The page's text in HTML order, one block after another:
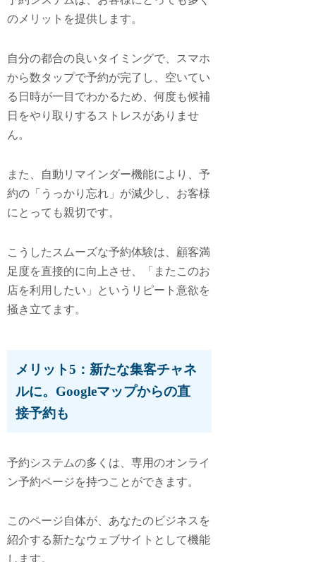
のメリットを提供します。
自分の都合の良いタイミングで、スマホ
から数タップで予約が完了し、空いてい
る日時が一目でわかるため、何度も候補
日をやり取りするストレスがありませ
ん。
また、自動リマインダー機能により、予
約の「うっかり忘れ」が減少し、お客様
にとっても親切です。
こうしたスムーズな予約体験は、顧客満
足度を直接的に向上させ、「またこのお
店を利用したい」というリピート意欲を
掻き立てます。
メリット5：新たな集客チャネ
ルに。Googleマップからの直
接予約も
予約システムの多くは、専用のオンライ
ン予約ページを持つことができます。
このページ自体が、あなたのビジネスを
紹介する新たなウェブサイトとして機能
します。